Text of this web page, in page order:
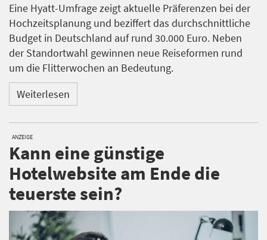
Eine Hyatt-Umfrage zeigt aktuelle Präferenzen bei der
Hochzeitsplanung und beziffert das durchschnittliche
Budget in Deutschland auf rund 30.000 Euro. Neben
der Standortwahl gewinnen neue Reiseformen rund
um die Flitterwochen an Bedeutung.
Weiterlesen
ANZEIGE
Kann eine günstige
Hotelwebsite am Ende die
teuerste sein?